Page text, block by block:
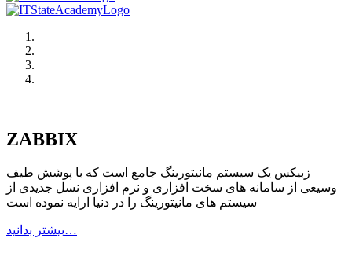
ZABBIX
زبیکس یک سیستم مانیتورینگ جامع است که با پوشش طیف
وسیعی از سامانه های سخت افزاری و نرم افزاری نسل جدیدی از
سیستم های مانیتورینگ را در دنیا ارایه نموده است
بیشتر بدانید…